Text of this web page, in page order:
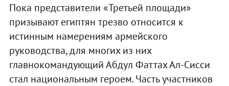
Пока представители «Третьей площади»
призывают египтян трезво относится к
истинным намерениям армейского
руководства, для многих из них
главнокомандующий Абдул Фаттах Ал-Сисси
стал национальным героем. Часть участников